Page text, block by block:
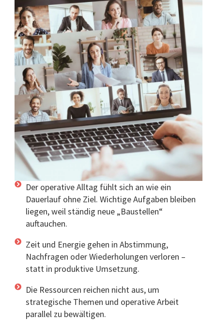
Der operative Alltag fühlt sich an wie ein
Dauerlauf ohne Ziel. Wichtige Aufgaben bleiben
liegen, weil ständig neue „Baustellen“
auftauchen.
Zeit und Energie gehen in Abstimmung,
Nachfragen oder Wiederholungen verloren –
statt in produktive Umsetzung.
Die Ressourcen reichen nicht aus, um
strategische Themen und operative Arbeit
parallel zu bewältigen.